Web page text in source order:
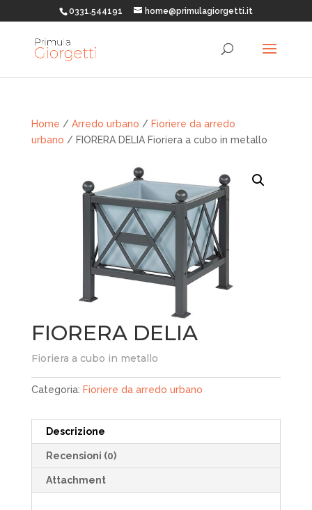
0331.544191 home@primulagiorgetti.it
Home / Arredo urbano / Fioriere da arredo
urbano / FIORERA DELIA Fioriera a cubo in metallo
FIORERA DELIA
Fioriera a cubo in metallo
Categoria: Fioriere da arredo urbano
Descrizione
Recensioni (0)
Attachment